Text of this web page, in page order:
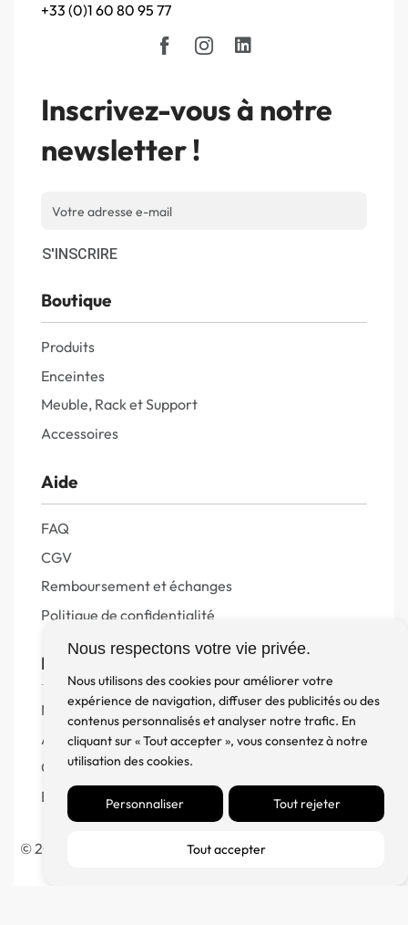
Nous respectons votre vie privée.
Nous utilisons des cookies pour améliorer votre
expérience de navigation, diffuser des publicités ou des
contenus personnalisés et analyser notre trafic. En
cliquant sur « Tout accepter », vous consentez à notre
utilisation des cookies.
Personnaliser Tout rejeter
Tout accepter
+33 (0)1 60 80 95 77
Inscrivez-vous à notre
newsletter !
S'INSCRIRE
Boutique
Produits
Enceintes
Meuble, Rack et Support
Accessoires
Aide
FAQ
CGV
Remboursement et échanges
Politique de confidentialité
FM Diffusion
Mentions Légales
À propos
Contact
Blog
© 2023 France Major Diffusion – Fait avec ♥ par l’